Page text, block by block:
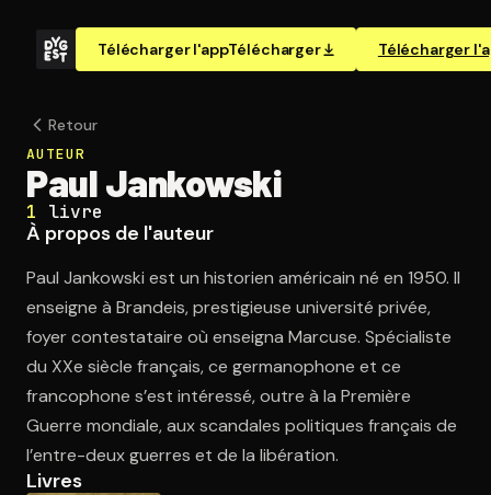
Télécharger l'appTélécharger Télécharger
Retour
AUTEUR
Paul Jankowski
1 livre
À propos de l'auteur
Paul Jankowski est un historien américain né en 1950. Il
enseigne à Brandeis, prestigieuse université privée,
foyer contestataire où enseigna Marcuse. Spécialiste
du XXe siècle français, ce germanophone et ce
francophone s’est intéressé, outre à la Première
Guerre mondiale, aux scandales politiques français de
l’entre-deux guerres et de la libération.
Livres